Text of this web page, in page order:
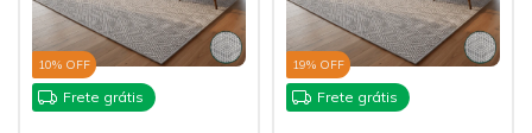
10% OFF
Frete grátis
19% OFF
Frete grátis